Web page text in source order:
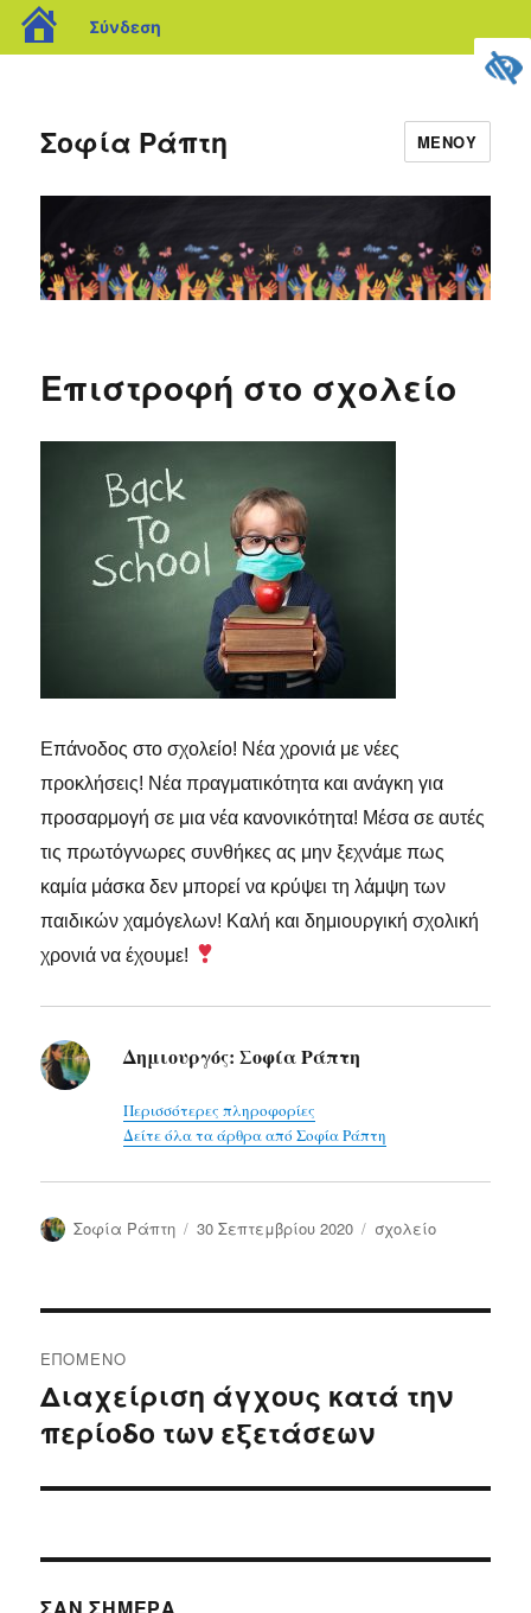
blogs.sch.gr
Σύνδεση
Σοφία Ράπτη ΜΕΝΟΎ
Επιστροφή στο σχολείο
Επάνοδος στο σχολείο! Νέα χρονιά με νέες
προκλήσεις! Νέα πραγματικότητα και ανάγκη για
προσαρμογή σε μια νέα κανονικότητα! Μέσα σε αυτές
τις πρωτόγνωρες συνθήκες ας μην ξεχνάμε πως
καμία μάσκα δεν μπορεί να κρύψει τη λάμψη των
παιδικών χαμόγελων! Καλή και δημιουργική σχολική
χρονιά να έχουμε!
Δημιουργός: Σοφία Ράπτη
Περισσότερες πληροφορίες
Δείτε όλα τα άρθρα από Σοφία Ράπτη
Συντάκτης
Σοφία Ράπτη
Δημοσιεύτηκε
30 Σεπτεμβρίου 2020 Κατηγορίες
σχολείο
άρθρων
ΕΠΌΜΕΝΟ
Επόμενο
άρθρο:
Διαχείριση άγχους κατά την
περίοδο των εξετάσεων